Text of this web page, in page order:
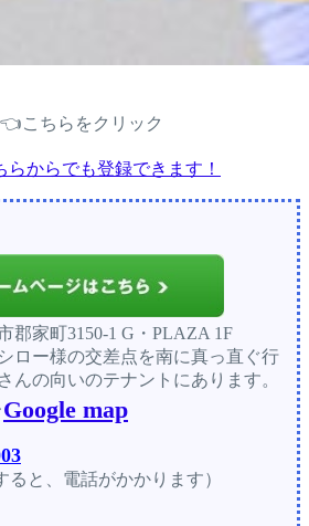
こちらをクリック
からでも登録できます！
郡家町3150-1 G・PLAZA 1F
ロー様の交差点を南に真っ直ぐ行
んの向いのテナントにあります。
Google map
ると、電話がかかります）